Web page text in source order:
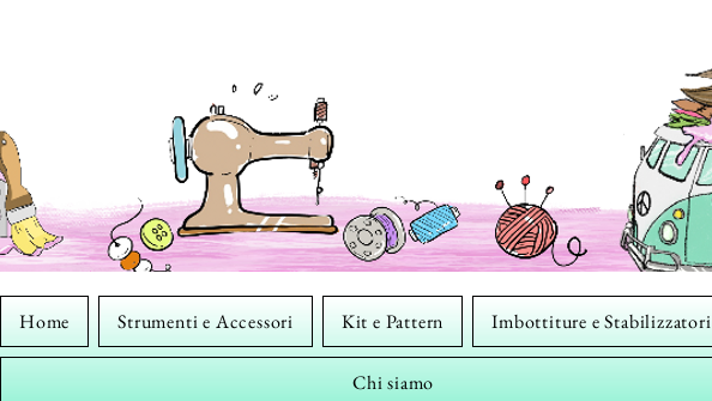
Home Strumenti e Accessori Kit e Pattern Imbottiture e Stabilizzatori
Chi siamo